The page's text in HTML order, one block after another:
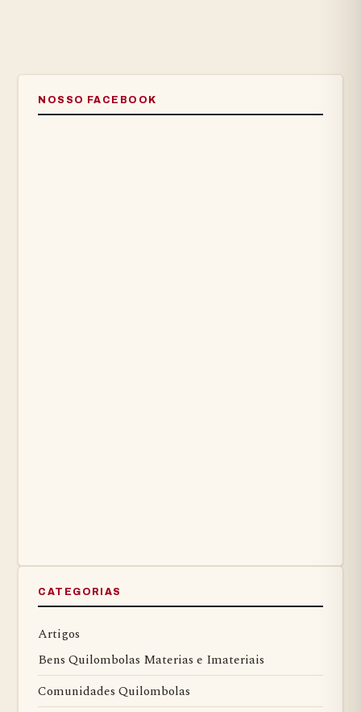
NOSSO FACEBOOK
CATEGORIAS
Artigos
Bens Quilombolas Materias e Imateriais
Comunidades Quilombolas